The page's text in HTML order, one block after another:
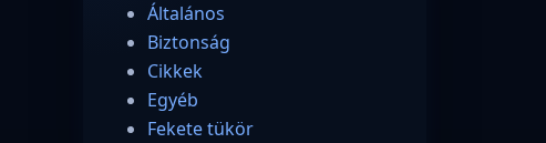
Általános
Biztonság
Cikkek
Egyéb
Fekete tükör